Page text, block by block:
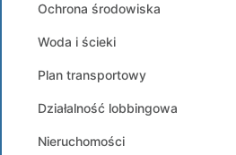
Ochrona środowiska
Woda i ścieki
Plan transportowy
Działalność lobbingowa
Nieruchomości